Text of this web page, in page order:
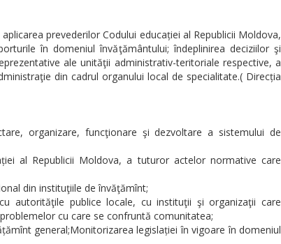
prevederilor Codului educației al Republicii Moldova,
în domeniul învăţământului; îndeplinirea deciziilor şi
ale unităţii administrativ-teritoriale respective, a
din cadrul organului local de specialitate.( Direcția
organizare, funcţionare şi dezvoltare a sistemului de
al Republicii Moldova, a tuturor actelor normative care
din instituţiile de învăţămînt;
autorităţile publice locale, cu instituţii şi organizaţii care
cu care se confruntă comunitatea;
general;Monitorizarea legislației în vigoare în domeniul